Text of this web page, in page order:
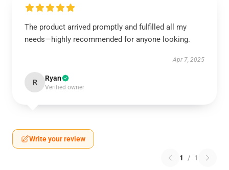
The product arrived promptly and fulfilled all my
needs—highly recommended for anyone looking.
Apr 7, 2025
R Ryan
Verified owner
Write your review
1 / 1